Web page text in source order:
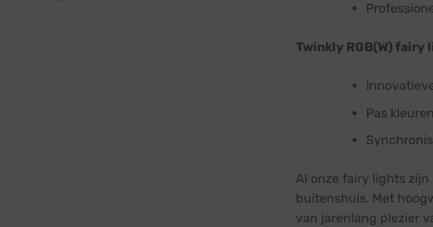
Twinkly RGB(W) fairy
Pas
Al onze fairy lights
buitenshuis. Met
van jarenlang plezier